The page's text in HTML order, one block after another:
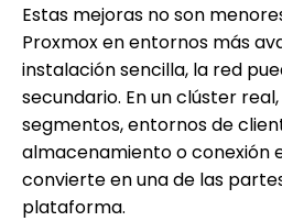
Estas mejoras no son
Proxmox en entornos más
instalación sencilla, la red
secundario. En un clúster
segmentos, entornos de
almacenamiento o conexión
convierte en una de las
plataforma.